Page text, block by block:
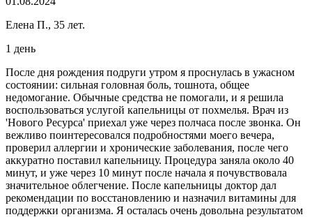
Елена П., 35 лет.
1 день
После дня рождения подруги утром я проснулась в ужасном
состоянии: сильная головная боль, тошнота, общее
недомогание. Обычные средства не помогали, и я решила
воспользоваться услугой капельницы от похмелья. Врач из
'Нового Ресурса' приехал уже через полчаса после звонка. Он
вежливо поинтересовался подробностями моего вечера,
проверил аллергии и хронические заболевания, после чего
аккуратно поставил капельницу. Процедура заняла около 40
минут, и уже через 10 минут после начала я почувствовала
значительное облегчение. После капельницы доктор дал
рекомендации по восстановлению и назначил витамины для
поддержки организма. Я осталась очень довольна результатом